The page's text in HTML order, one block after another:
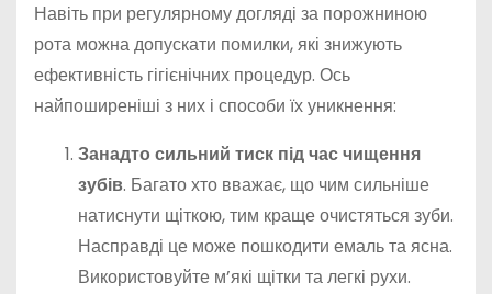
Навіть при регулярному догляді за порожниною
рота можна допускати помилки, які знижують
ефективність гігієнічних процедур. Ось
найпоширеніші з них і способи їх уникнення:
Занадто сильний тиск під час чищення
зубів. Багато хто вважає, що чим сильніше
натиснути щіткою, тим краще очистяться зуби.
Насправді це може пошкодити емаль та ясна.
Використовуйте м’які щітки та легкі рухи.